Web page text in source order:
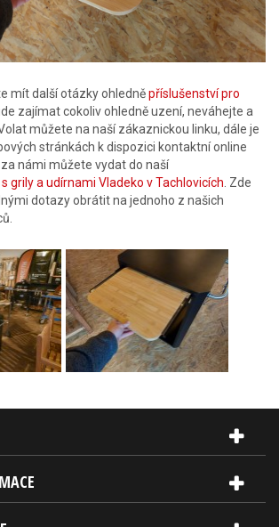
mít další otázky ohledněpříslušenství pro
zajímat cokoliv ohledně uzení, neváhejte a
můžete na naší zákaznickou linku, dále je
stránkách k dispozici kontaktní online
námi můžete vydat do naší
grily a udírnami Vladeko v Tachlovicích . Zde
dotazy obrátit na jednoho z našich